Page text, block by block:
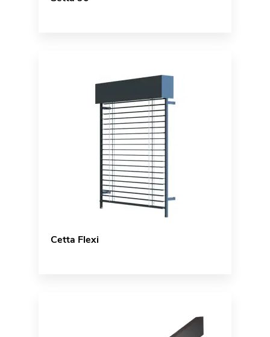
Cetta Flexi